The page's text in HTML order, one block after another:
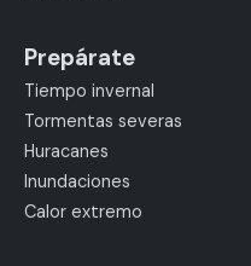
Prepárate
Tiempo invernal
Tormentas severas
Huracanes
Inundaciones
Calor extremo